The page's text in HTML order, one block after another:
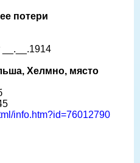
потери
Хелмно, място
info.htm?id=76012790